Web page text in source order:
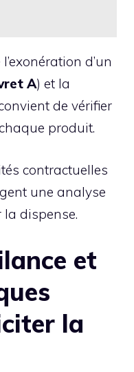
d’un
A) et la
de vérifier
produit.
contractuelles
une analyse
dispense.
et
la